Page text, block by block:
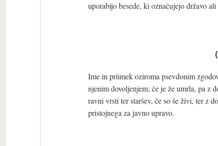
uporabijo besede, ki označujejo državo
Ime in priimek oziroma psevdonim
njenim dovoljenjem; če je že umrla, pa z
ravni vrsti ter staršev, če so še živi, ter z
pristojnega za javno upravo.